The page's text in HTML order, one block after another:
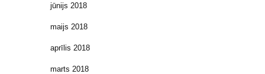
jūnijs 2018
maijs 2018
aprīlis 2018
marts 2018